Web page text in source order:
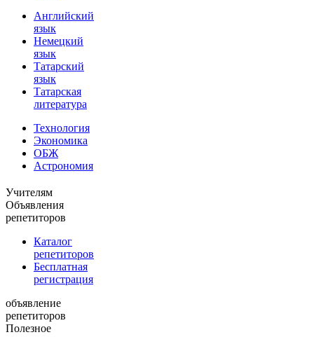
Английский
язык
Немецкий
язык
Татарский
язык
Татарская
литература
Технология
Экономика
ОБЖ
Астрономия
Учителям
Объявления
репетиторов
Каталог
репетиторов
Бесплатная
регистрация
объявление
репетиторов
Полезное